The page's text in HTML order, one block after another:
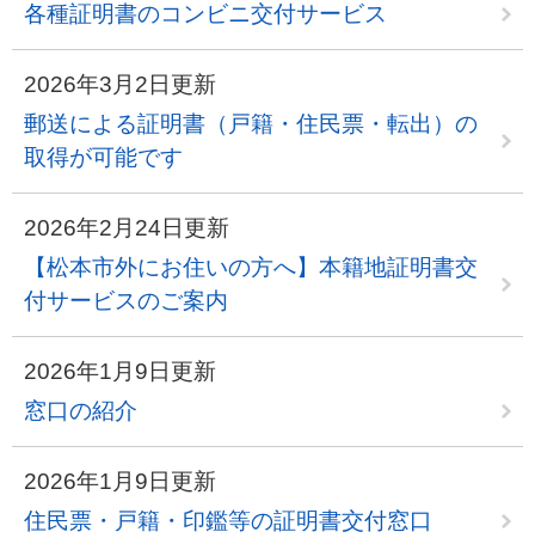
各種証明書のコンビニ交付サービス
2026年3月2日更新
郵送による証明書（戸籍・住民票・転出）の
取得が可能です
2026年2月24日更新
【松本市外にお住いの方へ】本籍地証明書交
付サービスのご案内
2026年1月9日更新
窓口の紹介
2026年1月9日更新
住民票・戸籍・印鑑等の証明書交付窓口